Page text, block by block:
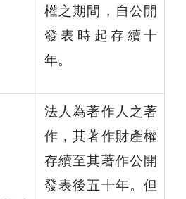
權之期間，自公開
發表時起存續十
年。
法人為著作人之著
作，其著作財產權
存續至其著作公開
發表後五十年。但